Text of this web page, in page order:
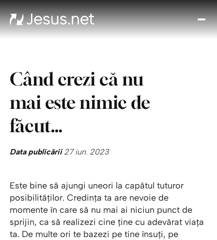
l
Când crezi că nu
mai este nimic de
făcut…
Data publicării27 iun. 2023
Este bine să ajungi uneori la capătul tuturor
posibilităților. Credința ta are nevoie de
momente în care să nu mai ai niciun punct de
sprijin, ca să realizezi cine ține cu adevărat viața
ta. De multe ori te bazezi pe tine însuți, pe